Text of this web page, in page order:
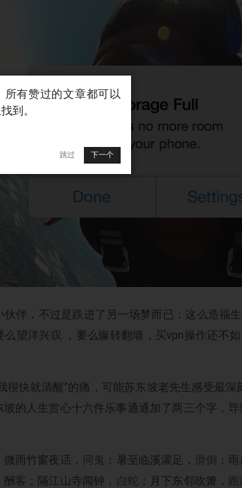
伴，不过是跌进了另一场梦而已：这么造福
望洋兴叹 ，要么辗转翻墙，买vpn操作还不
很快就清醒”的痛，可能苏东坡老先生感受最
的人生赏心十六件乐事通通加了两三个字，
微雨竹窗夜话， 同鬼 ；暑至临溪濯足， 滑倒 ；
酬客 ；隔江山寺闻钟， 白蛇 ；月下东邻吹箫， 跑
跳过 下一个